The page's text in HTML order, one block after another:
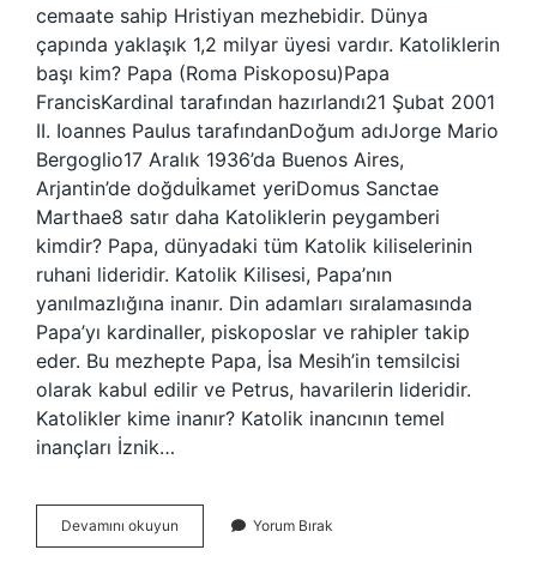
cemaate sahip Hristiyan mezhebidir. Dünya
çapında yaklaşık 1,2 milyar üyesi vardır. Katoliklerin
başı kim? Papa (Roma Piskoposu)Papa
FrancisKardinal tarafından hazırlandı21 Şubat 2001
II. Ioannes Paulus tarafındanDoğum adıJorge Mario
Bergoglio17 Aralık 1936’da Buenos Aires,
Arjantin’de doğduİkamet yeriDomus Sanctae
Marthae8 satır daha Katoliklerin peygamberi
kimdir? Papa, dünyadaki tüm Katolik kiliselerinin
ruhani lideridir. Katolik Kilisesi, Papa’nın
yanılmazlığına inanır. Din adamları sıralamasında
Papa’yı kardinaller, piskoposlar ve rahipler takip
eder. Bu mezhepte Papa, İsa Mesih’in temsilcisi
olarak kabul edilir ve Petrus, havarilerin lideridir.
Katolikler kime inanır? Katolik inancının temel
inançları İznik…
Devamını okuyun Katoliklerin
Tanrısı
Yorum Bırak